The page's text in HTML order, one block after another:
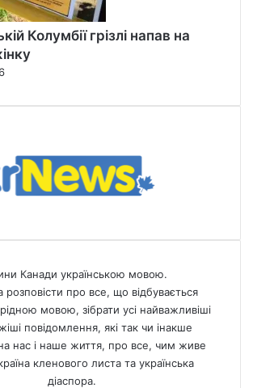
Колумбії грізлі напав на
Канади українською мовою.
про все, що відбувається
мовою, зібрати усі найважливіші
повідомлення, які так чи інакше
нас і наше життя, про все, чим живе
кленового листа та українська
діаспора.